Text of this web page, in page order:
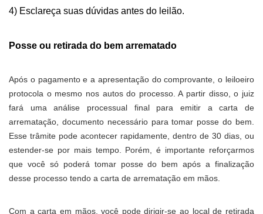
4) Esclareça suas dúvidas antes do leilão.
Posse ou retirada do bem arrematado
Após o pagamento e a apresentação do comprovante, o leiloeiro
protocola o mesmo nos autos do processo.Apartir disso, o juiz
fará uma análise processual final para emitir a carta de
arrematação, documento necessário para tomar posse do bem.
Esse trâmite pode acontecer rapidamente, dentro de 30 dias, ou
estender-se por mais tempo. Porém, é importante reforçarmos
que você só poderá tomar posse do bem após a finalização
desse processo tendo a carta de arrematação em mãos.
Com a carta em mãos, você pode dirigir-se ao local de retirada